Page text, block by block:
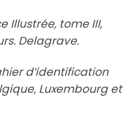
Illustrée, tome III,
Delagrave.
d’identification
Luxembourg et